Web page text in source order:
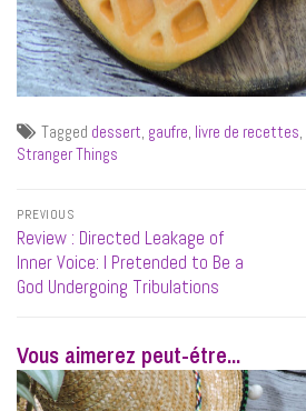
Tagged dessert gaufre livre de recettes
Stranger Things
Navigation
de
l’article
PREVIOUS
Previous
post:
Review : Directed Leakage of
Inner Voice: I Pretended to Be a
God Undergoing Tribulations
Vous aimerez peut-étre...